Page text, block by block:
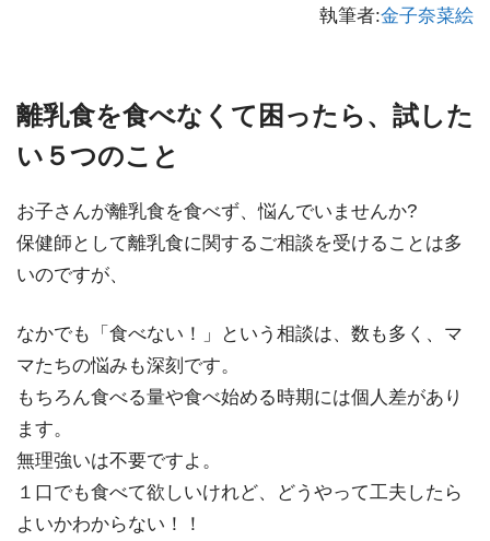
執筆者:金子奈菜絵
離乳食を食べなくて困ったら、試した
い５つのこと
お子さんが離乳食を食べず、悩んでいませんか?
保健師として離乳食に関するご相談を受けることは多
いのですが、
なかでも「食べない！」という相談は、数も多く、マ
マたちの悩みも深刻です。
もちろん食べる量や食べ始める時期には個人差があり
ます。
無理強いは不要ですよ。
１口でも食べて欲しいけれど、どうやって工夫したら
よいかわからない！！